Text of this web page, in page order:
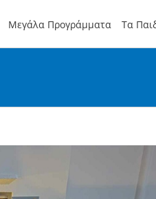
Μεγάλα Προγράμματα Τα